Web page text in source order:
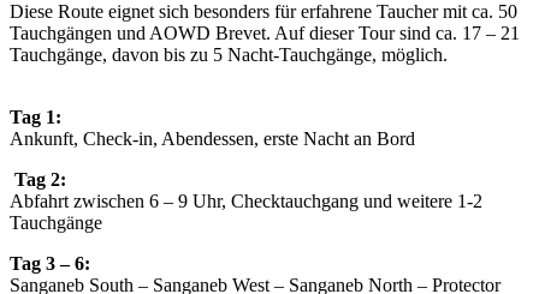
Diese Route eignet sich besonders für erfahrene Taucher mit ca. 50
Tauchgängen und AOWD Brevet. Auf dieser Tour sind ca. 17 – 21
Tauchgänge, davon bis zu 5 Nacht-Tauchgänge, möglich.
Tag 1:
Ankunft, Check-in, Abendessen, erste Nacht an Bord
Tag 2:
Abfahrt zwischen 6 – 9 Uhr, Checktauchgang und weitere 1-2
Tauchgänge
Tag 3 – 6:
Sanganeb South – Sanganeb West – Sanganeb North – Protector